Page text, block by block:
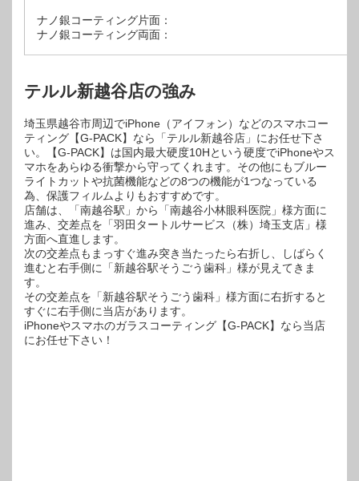
ナノ銀コーティング片面：
ナノ銀コーティング両面：
テルル新越谷店の強み
埼玉県越谷市周辺でiPhone（アイフォン）などのスマホコー
ティング【G-PACK】なら「テルル新越谷店」にお任せ下さ
い。【G-PACK】は国内最大硬度10Hという硬度でiPhoneやス
マホをあらゆる衝撃から守ってくれます。その他にもブルー
ライトカットや抗菌機能などの8つの機能が1つなっている
為、保護フィルムよりもおすすめです。
店舗は、「南越谷駅」から「南越谷小林眼科医院」様方面に
進み、交差点を「羽田タートルサービス（株）埼玉支店」様
方面へ直進します。
次の交差点もまっすぐ進み突き当たったら右折し、しばらく
進むと右手側に「新越谷駅そうごう歯科」様が見えてきま
す。
その交差点を「新越谷駅そうごう歯科」様方面に右折すると
すぐに右手側に当店があります。
iPhoneやスマホのガラスコーティング【G-PACK】なら当店
にお任せ下さい！